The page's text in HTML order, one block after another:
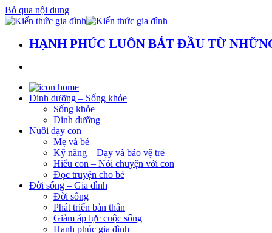
Bỏ qua nội dung
HẠNH PHÚC LUÔN BẮT ĐẦU TỪ
Dinh dưỡng – Sống khỏe
Sống khỏe
Dinh dưỡng
Nuôi dạy con
Mẹ và bé
Kỹ năng – Dạy và bảo vệ trẻ
Hiểu con – Nói chuyện với con
Đọc truyện cho bé
Đời sống – Gia đình
Đời sống
Phát triển bản thân
Giảm áp lực cuộc sống
Hạnh phúc gia đình